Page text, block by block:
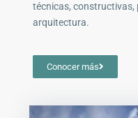
técnicas, constructivas,
arquitectura.
Conocer más